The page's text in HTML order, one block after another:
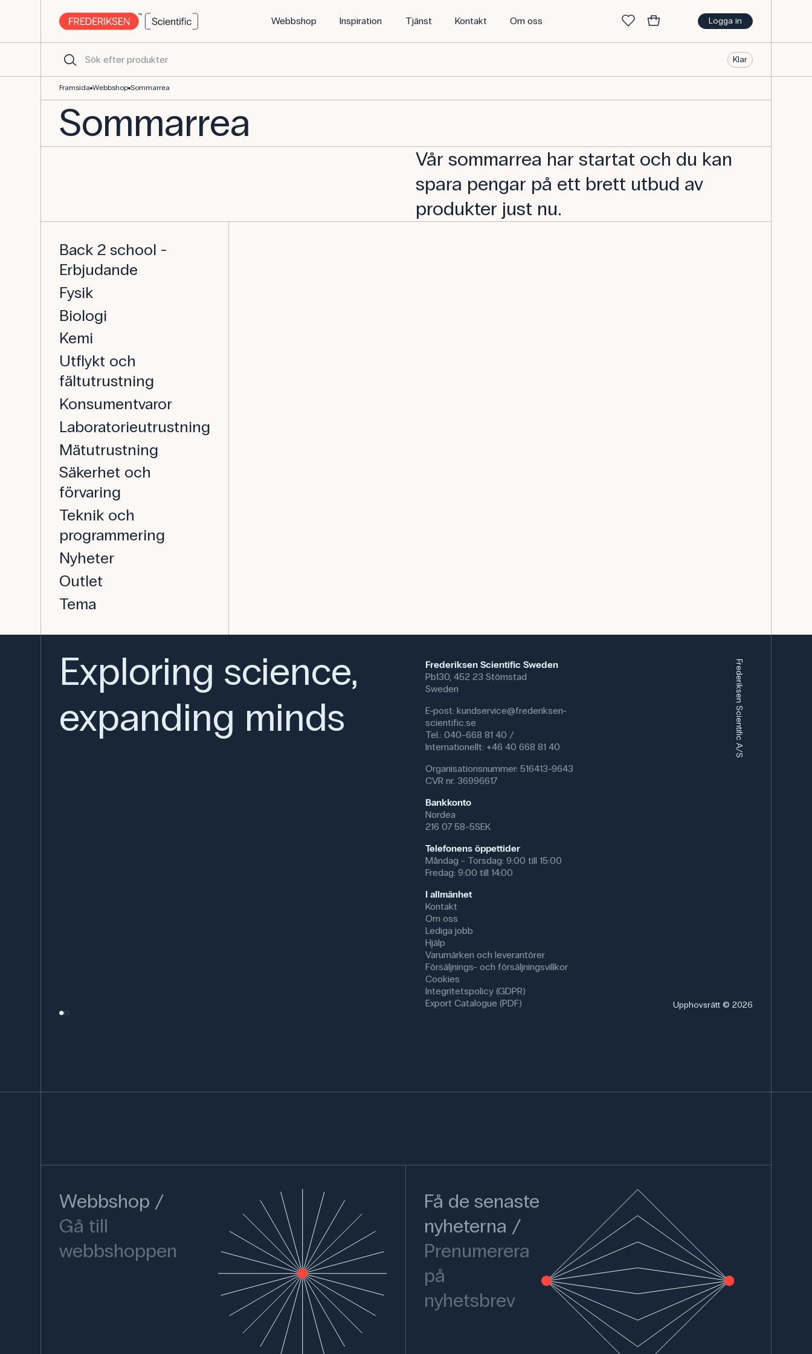
Logga in
Webbshop Inspiration Tjänst Kontakt Om oss
Klar
Framsida Webbshop Sommarrea
Sommarrea
Vår sommarrea har startat och du kan
spara pengar på ett brett utbud av
produkter just nu.
Back 2 school -
Erbjudande
Fysik
Biologi
Kemi
Utflykt och
fältutrustning
Konsumentvaror
Laboratorieutrustning
Mätutrustning
Säkerhet och
förvaring
Teknik och
programmering
Nyheter
Outlet
Tema
Exploring science,
expanding minds
Frederiksen Scientific Sweden
Pb130, 452 23 Stömstad
Sweden
E-post: kundservice@frederiksen-
scientific.se
Tel.: 040-668 81 40 /
Internationellt: +46 40 668 81 40
Organisationsnummer: 516413-9643
CVR nr. 36996617
Bankkonto
Nordea
216 07 58-5SEK
Telefonens öppettider
Måndag - Torsdag: 9:00 till 15:00
Fredag: 9:00 till 14:00
I allmänhet
Kontakt
Om oss
Lediga jobb
Hjälp
Varumärken och leverantörer
Försäljnings- och försäljningsvillkor
Cookies
Integritetspolicy (GDPR)
Export Catalogue (PDF)
Frederiksen Scientific A/S
Upphovsrätt © 2026
Webbshop
Gå till
webbshoppen
Få de senaste
nyheterna
Prenumerera
på
nyhetsbrev